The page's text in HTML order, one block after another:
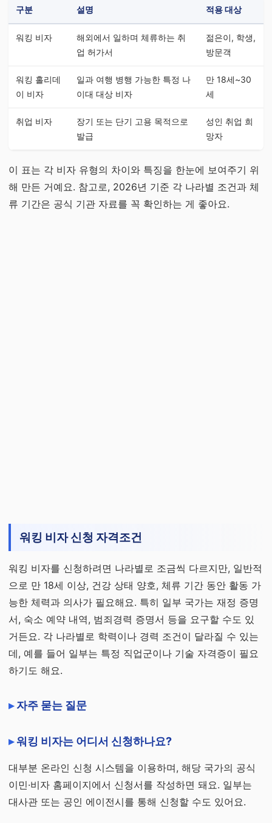
구분 설명 적용 대상
워킹 비자
해외에서 일하며 체류하는 취
업 허가서
젊은이, 학생,
방문객
워킹 홀리데
이 비자
일과 여행 병행 가능한 특정 나
이대 대상 비자
만 18세~30
세
취업 비자
장기 또는 단기 고용 목적으로
발급
성인 취업 희
망자
이 표는 각 비자 유형의 차이와 특징을 한눈에 보여주기 위
해 만든 거예요. 참고로, 2026년 기준 각 나라별 조건과 체
류 기간은 공식 기관 자료를 꼭 확인하는 게 좋아요.
워킹 비자 신청 자격조건
워킹 비자를 신청하려면 나라별로 조금씩 다르지만, 일반적
으로 만 18세 이상, 건강 상태 양호, 체류 기간 동안 활동 가
능한 체력과 의사가 필요해요. 특히 일부 국가는 재정 증명
서, 숙소 예약 내역, 범죄경력 증명서 등을 요구할 수도 있
거든요. 각 나라별로 학력이나 경력 조건이 달라질 수 있는
데, 예를 들어 일부는 특정 직업군이나 기술 자격증이 필요
하기도 해요.
자주 묻는 질문
워킹 비자는 어디서 신청하나요?
대부분 온라인 신청 시스템을 이용하며, 해당 국가의 공식
이민·비자 홈페이지에서 신청서를 작성하면 돼요. 일부는
대사관 또는 공인 에이전시를 통해 신청할 수도 있어요.